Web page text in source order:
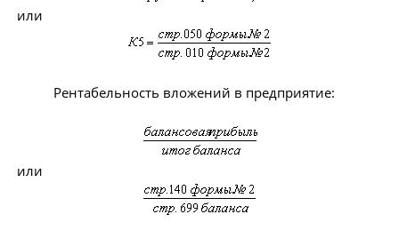
или
Рентабельность вложений в предприятие:
или